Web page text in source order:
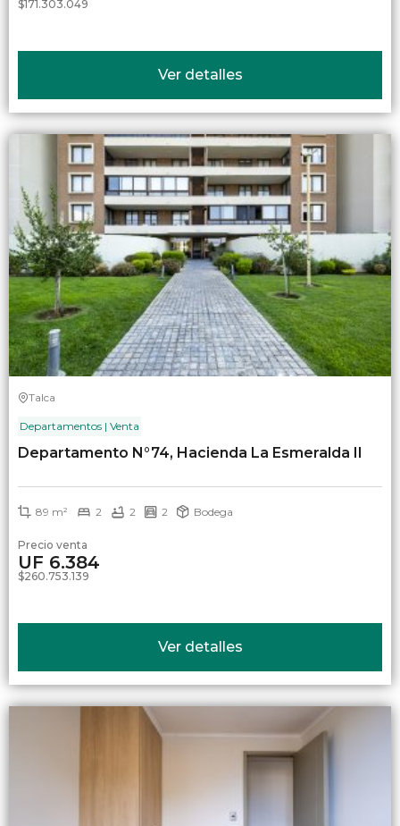
$171.303.049
Ver detalles
Talca
Departamentos | Venta
Departamento N°74, Hacienda La Esmeralda II
89 m² 2 2 2 Bodega
Precio venta
UF 6.384
$260.753.139
Ver detalles